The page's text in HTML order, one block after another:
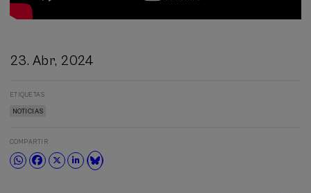
23. Abr, 2024
ETIQUETAS
NOTICIAS
COMPARTIR